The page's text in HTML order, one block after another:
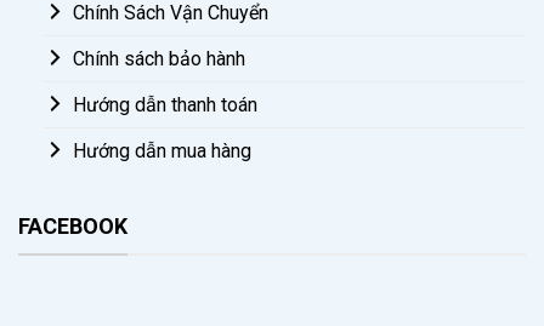
Chính Sách Vận Chuyển
Chính sách bảo hành
Hướng dẫn thanh toán
Hướng dẫn mua hàng
FACEBOOK